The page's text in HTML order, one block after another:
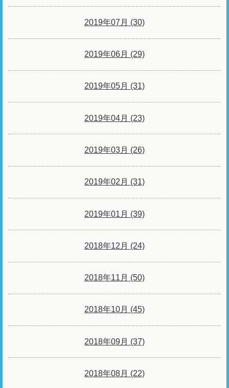
2019年07月 (30)
2019年06月 (29)
2019年05月 (31)
2019年04月 (23)
2019年03月 (26)
2019年02月 (31)
2019年01月 (39)
2018年12月 (24)
2018年11月 (50)
2018年10月 (45)
2018年09月 (37)
2018年08月 (22)